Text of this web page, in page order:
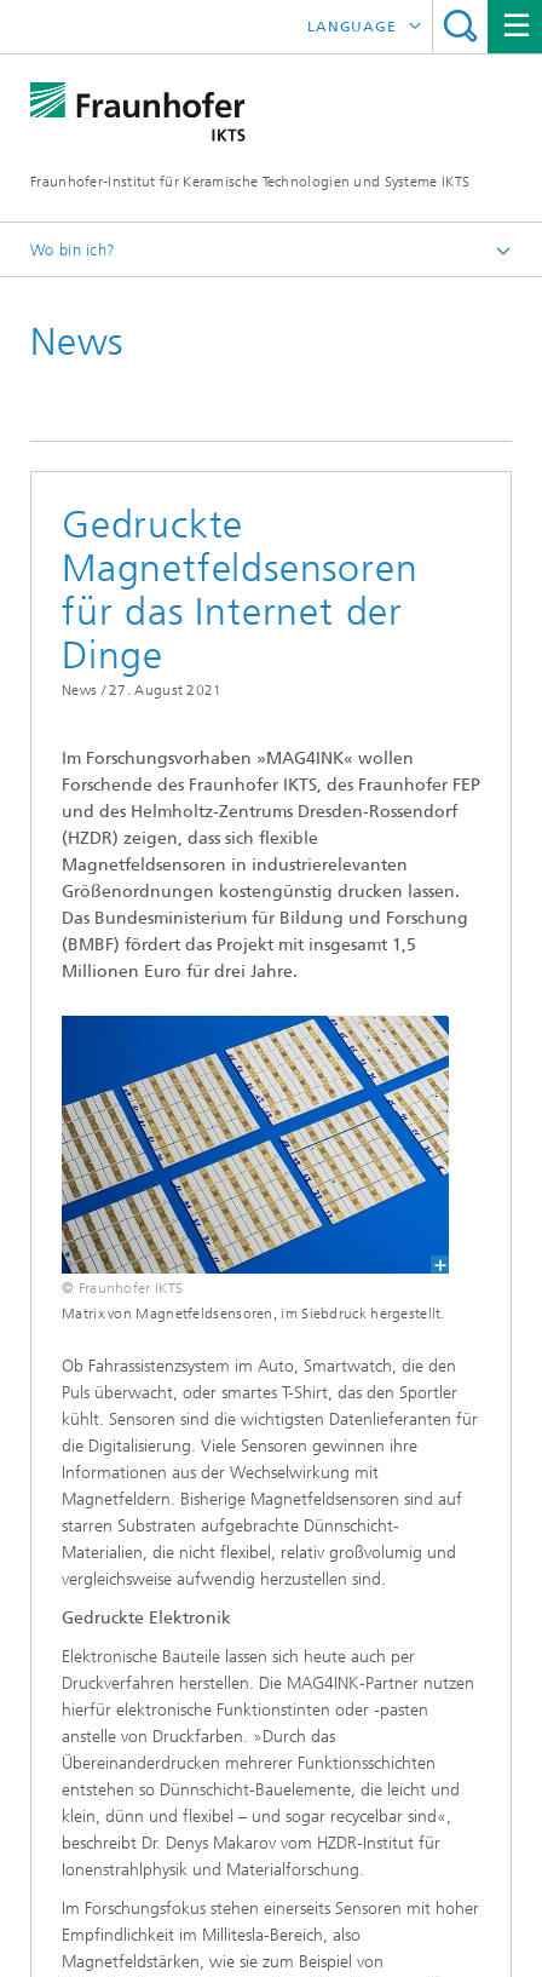
Fraunhofer-Institut für Keramische Technologien und Systeme IKTS
LANGUAGE
ČESKÝ
Wo bin ich?
News
Gedruckte
Magnetfeldsensoren
für das Internet der
Dinge
News / 27. August 2021
Im Forschungsvorhaben »MAG4INK« wollen
Forschende des Fraunhofer IKTS, des Fraunhofer FEP
und des Helmholtz-Zentrums Dresden-Rossendorf
(HZDR) zeigen, dass sich flexible
Magnetfeldsensoren in industrierelevanten
Größenordnungen kostengünstig drucken lassen.
Das Bundesministerium für Bildung und Forschung
(BMBF) fördert das Projekt mit insgesamt 1,5
Millionen Euro für drei Jahre.
© Fraunhofer IKTS
Matrix von Magnetfeldsensoren, im Siebdruck hergestellt.
Ob Fahrassistenzsystem im Auto, Smartwatch, die den
Puls überwacht, oder smartes T-Shirt, das den Sportler
kühlt. Sensoren sind die wichtigsten Datenlieferanten für
die Digitalisierung. Viele Sensoren gewinnen ihre
Informationen aus der Wechselwirkung mit
Magnetfeldern. Bisherige Magnetfeldsensoren sind auf
starren Substraten aufgebrachte Dünnschicht-
Materialien, die nicht flexibel, relativ großvolumig und
vergleichsweise aufwendig herzustellen sind.
Gedruckte Elektronik
Elektronische Bauteile lassen sich heute auch per
Druckverfahren herstellen. Die MAG4INK-Partner nutzen
hierfür elektronische Funktionstinten oder -pasten
anstelle von Druckfarben. »Durch das
Übereinanderdrucken mehrerer Funktionsschichten
entstehen so Dünnschicht-Bauelemente, die leicht und
klein, dünn und flexibel – und sogar recycelbar sind«,
beschreibt Dr. Denys Makarov vom HZDR-Institut für
Ionenstrahlphysik und Materialforschung.
Im Forschungsfokus stehen einerseits Sensoren mit hoher
Empfindlichkeit im Millitesla-Bereich, also
Magnetfeldstärken, wie sie zum Beispiel von